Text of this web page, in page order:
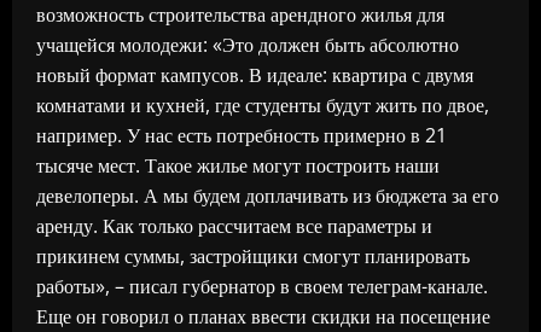
возможность строительства арендного жилья для
учащейся молодежи: «Это должен быть абсолютно
новый формат кампусов. В идеале: квартира с двумя
комнатами и кухней, где студенты будут жить по двое,
например. У нас есть потребность примерно в 21
тысяче мест. Такое жилье могут построить наши
девелоперы. А мы будем доплачивать из бюджета за его
аренду. Как только рассчитаем все параметры и
прикинем суммы, застройщики смогут планировать
работы», – писал губернатор в своем телеграм-канале.
Еще он говорил о планах ввести скидки на посещение